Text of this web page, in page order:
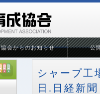
協会からのお知らせ 公
シャープ工
日.日経新聞